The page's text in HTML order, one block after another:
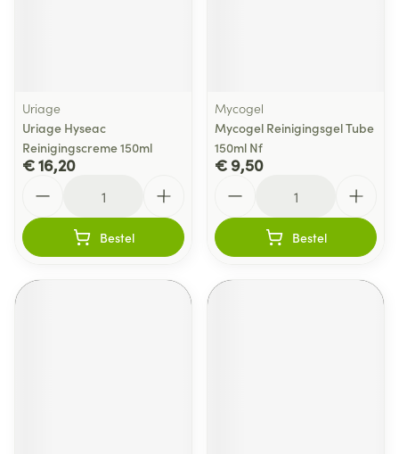
Uriage
Uriage Hyseac
Reinigingscreme 150ml
€ 16,20
Bestel
Mycogel
Mycogel Reinigingsgel Tube
150ml Nf
€ 9,50
Bestel